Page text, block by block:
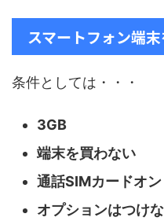
スマートフォン端末
条件としては・・・
3GB
端末を買わない
通話SIMカードオ
オプションはつけ